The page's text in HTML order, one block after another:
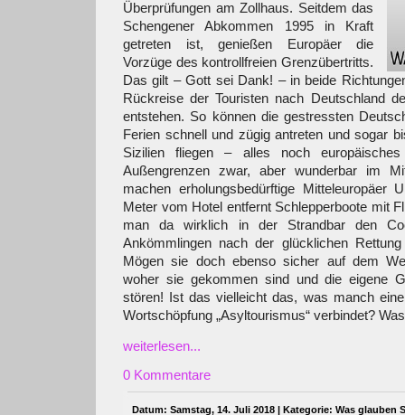
Überprüfungen am Zollhaus. Seitdem das
Schengener Abkommen 1995 in Kraft
getreten ist, genießen Europäer die
Vorzüge des kontrollfreien Grenzübertritts.
Das gilt – Gott sei Dank! – in beide
Rückreise der Touristen nach Deutschland
entstehen. So können die gestressten
Ferien schnell und zügig antreten und sogar
Sizilien fliegen – alles noch
Außengrenzen zwar, aber wunderbar im
machen erholungsbedürftige Mitteleuropäer
Meter vom Hotel entfernt Schlepperboote mit
man da wirklich in der Strandbar den
Ankömmlingen nach der glücklichen
Mögen sie doch ebenso sicher auf dem
woher sie gekommen sind und die eigene
stören! Ist das vielleicht das, was manch
Wortschöpfung „Asyltourismus“ verbindet?
weiterlesen...
0 Kommentare
Datum: Samstag, 14. Juli 2018 | Kategorie: Was glauben